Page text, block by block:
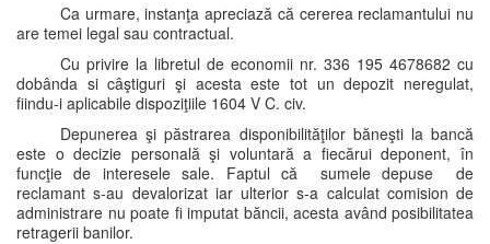
Ca urmare, instanţa apreciază că cererea reclamantului nu
are temei legal sau contractual.
Cu privire la libretul de economii nr. 336 195 4678682 cu
dobânda si câştiguri şi acesta este tot un depozit neregulat,
fiindu-i aplicabile dispoziţiile 1604 V C. civ.
Depunerea şi păstrarea disponibilităţilor băneşti la bancă
este o decizie personală şi voluntară a fiecărui deponent, în
funcţie de interesele sale. Faptul că sumele depuse de
reclamant s-au devalorizat iar ulterior s-a calculat comision de
administrare nu poate fi imputat băncii, acesta având posibilitatea
retragerii banilor.